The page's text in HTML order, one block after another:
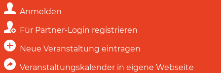
Anmelden
Für Partner-Login registrieren
Neue Veranstaltung eintragen
Veranstaltungskalender in eigene Webseite